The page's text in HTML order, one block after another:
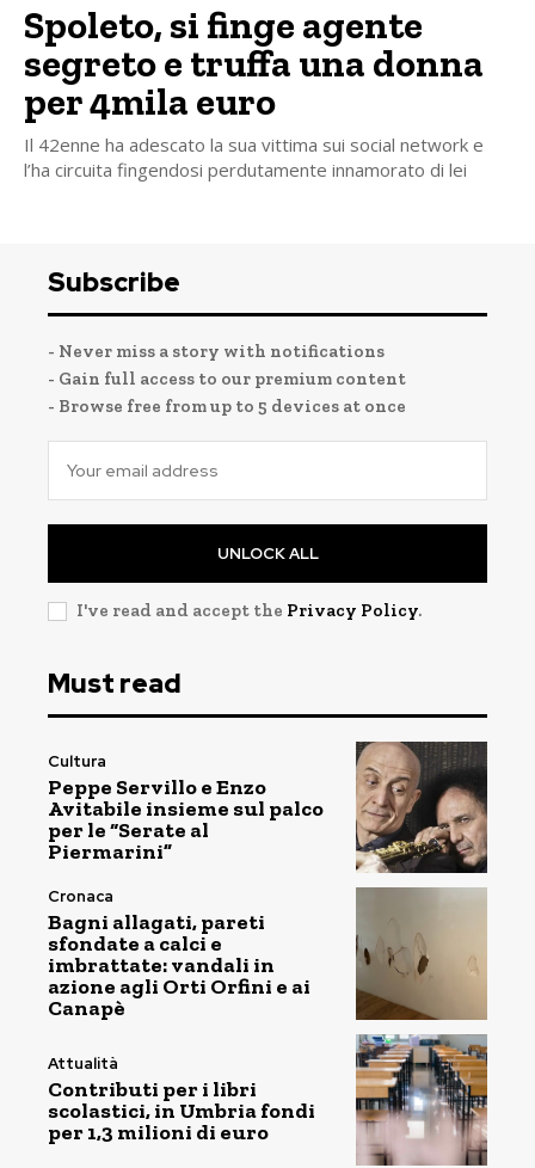
Spoleto, si finge agente
segreto e truffa una donna
per 4mila euro
Il 42enne ha adescato la sua vittima sui social network e
l’ha circuita fingendosi perdutamente innamorato di lei
Subscribe
- Never miss a story with notifications
- Gain full access to our premium content
- Browse free from up to 5 devices at once
UNLOCK ALL
I've read and accept the Privacy Policy.
Must read
Cultura
Peppe Servillo e Enzo
Avitabile insieme sul palco
per le “Serate al
Piermarini”
Cronaca
Bagni allagati, pareti
sfondate a calci e
imbrattate: vandali in
azione agli Orti Orfini e ai
Canapè
Attualità
Contributi per i libri
scolastici, in Umbria fondi
per 1,3 milioni di euro